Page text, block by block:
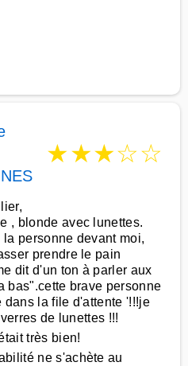
★★★☆☆
, blonde avec lunettes.
personne devant moi,
prendre le pain
dit d'un ton à parler aux
bas".cette brave personne
dans la file d'attente '!!!je
de lunettes !!!
très bien!
ne s'achète au